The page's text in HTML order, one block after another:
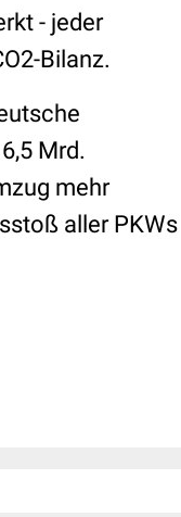
- jeder
Bilanz.
Mrd.
mehr
aller PKWs